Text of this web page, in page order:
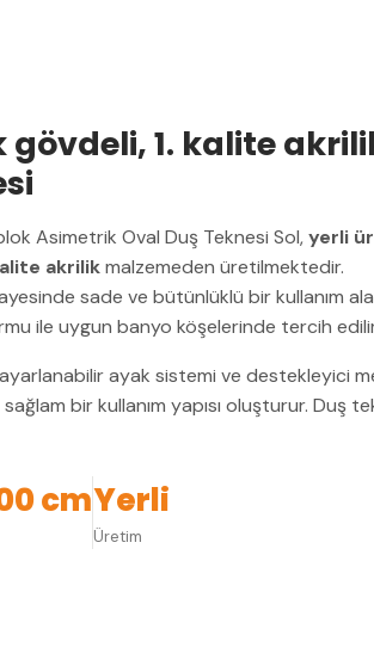
gövdeli, 1. kalite
Asimetrik Oval Duş Teknesi Sol,yerli
akrilikmalzemeden üretilmektedir.
sade ve bütünlüklü bir kullanım
ile uygun banyo köşelerinde tercih
ayak sistemi ve destekleyici
bir kullanım yapısı oluşturur. Duş
cmYerli
Üretim